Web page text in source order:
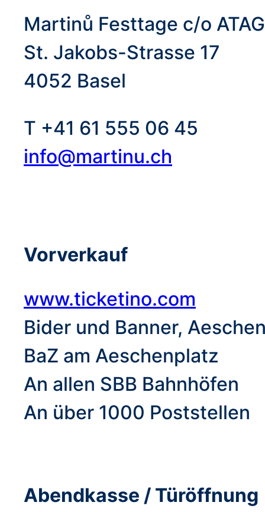
Martinů Festtage c/o ATAG
St. Jakobs-Strasse 17
4052 Basel
T +41 61 555 06 45
info@martinu.ch
Vorverkauf
www.ticketino.com
Bider und Banner,
BaZ am Aeschenplatz
An allen SBB Bahnhöfen
An über 1000 Poststellen
Abendkasse / Türöffnung